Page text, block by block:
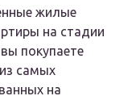
жилые
на стадии
покупаете
самых
на